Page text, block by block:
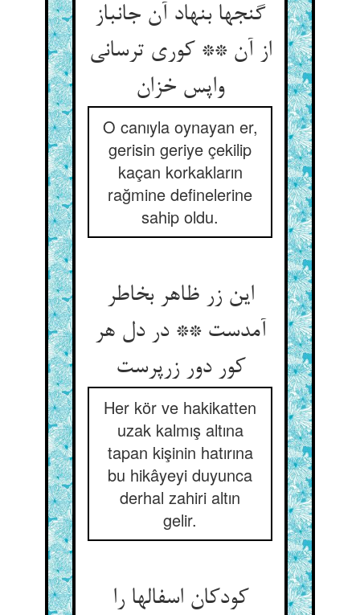
گنجها بنهاد آن جانباز
از آن ** کوری ترسانی
واپس خزان
O canıyla oynayan er,
gerisin geriye çekilip
kaçan korkakların
rağmine definelerine
sahip oldu.
این زر ظاهر بخاطر
آمدست ** در دل هر
کور دور زرپرست
Her kör ve hakikatten
uzak kalmış altına
tapan kişinin hatırına
bu hikâyeyi duyunca
derhal zahiri altın
gelir.
کودکان اسفالها را